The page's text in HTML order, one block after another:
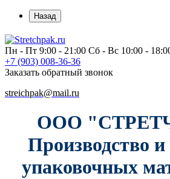
Назад
Пн - Пт 9:00 - 21:00 Сб - Вс 10:00 -
+7 (903) 008-36-36
Заказать обратный звонок
streichpak@mail.ru
ООО
Производство
упаковочных